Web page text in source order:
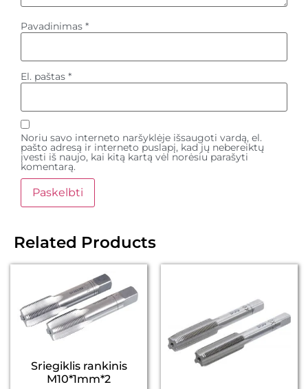
Pavadinimas *
El. paštas *
Noriu savo interneto naršyklėje išsaugoti vardą, el.
pašto adresą ir interneto puslapį, kad jų nebereiktų
įvesti iš naujo, kai kitą kartą vėl norėsiu parašyti
komentarą.
Related Products
Sriegiklis rankinis
M10*1mm*2